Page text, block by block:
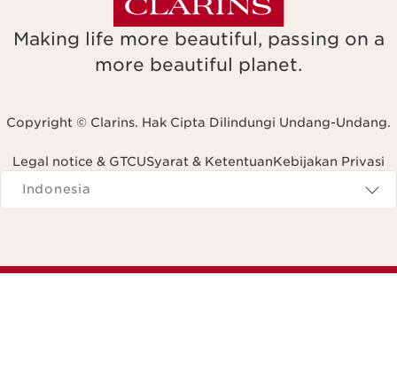
Making life more beautiful, passing on a
more beautiful planet.
Copyright © Clarins. Hak Cipta Dilindungi Undang-Undang.
Legal notice & GTCUSyarat & KetentuanKebijakan Privasi
Navigates to
Indonesia